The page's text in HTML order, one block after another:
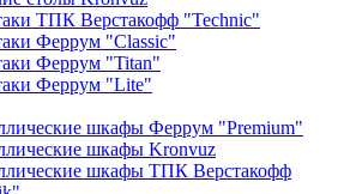
ТПК Верстакофф "Technic"
Феррум "Classic"
Феррум "Titan"
Феррум "Lite"
шкафы Феррум "Premium"
шкафы Kronvuz
шкафы ТПК Верстакофф